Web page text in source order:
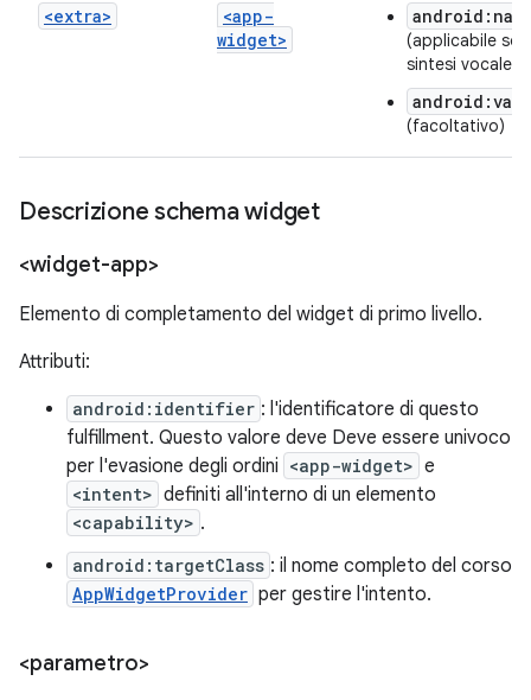
<extra>
<app-
widget>
(applicabile
sintesi vocale)
(facoltativo)
Descrizione schema widget
<widget-app>
Elemento di completamento del widget di primo livello.
Attributi:
android:identifier : l'identificatore di questo
fulfillment. Questo valore deve Deve essere univoco
per l'evasione degli ordini <app-widget> e
<intent> definiti all'interno di un elemento
<capability> .
android:targetClass : il nome completo del corso
AppWidgetProvider per gestire l'intento.
<parametro>